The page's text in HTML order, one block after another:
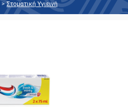
> Στοματική Υγιεινή